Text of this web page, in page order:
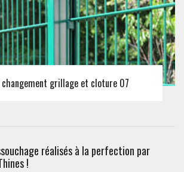
changement grillage et cloture 07
réalisés à la perfection par
!